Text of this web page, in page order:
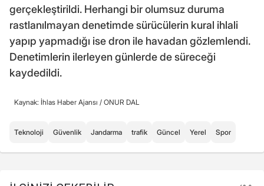
gerçekleştirildi. Herhangi bir olumsuz duruma
rastlanılmayan denetimde sürücülerin kural ihlali
yapıp yapmadığı ise dron ile havadan gözlemlendi.
Denetimlerin ilerleyen günlerde de süreceği
kaydedildi.
Kaynak: İhlas Haber Ajansı / ONUR DAL
Teknoloji Güvenlik Jandarma trafik Güncel Yerel Spor